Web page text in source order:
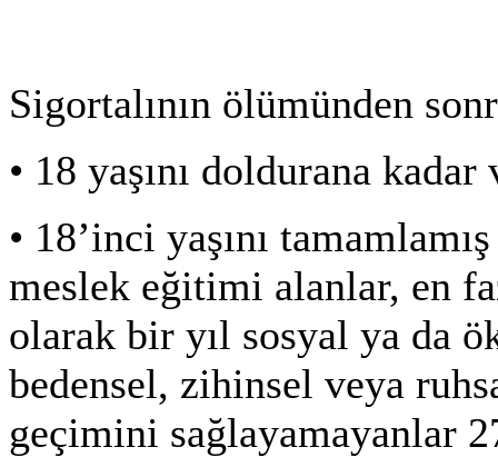
Sigortalının ölümünden
• 18 yaşını doldurana kadar
• 18’inci yaşını
meslek eğitimi alanlar, en
olarak bir yıl sosyal ya da
bedensel, zihinsel veya
geçimini sağlayamayanlar